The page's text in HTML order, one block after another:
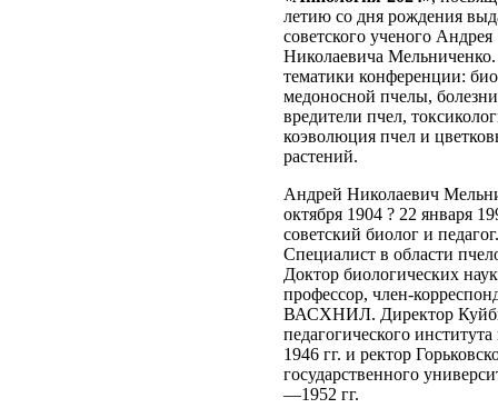
летию со дня рождения
советского ученого Андрея
Николаевича
тематики конференции:
медоносной пчелы,
вредители пчел,
коэволюция пчел и
растений.
Андрей Николаевич
октября 1904 ? 22 января
советский биолог и педагог.
Специалист в области
Доктор биологических
профессор, член-
ВАСХНИЛ. Директор
педагогического
1946 гг. и ректор
государственного
—1952 гг.